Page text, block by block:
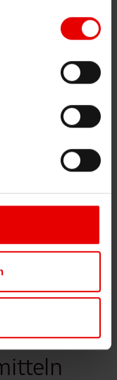
realisieren